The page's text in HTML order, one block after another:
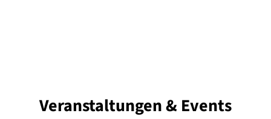
Veranstaltungen & Events